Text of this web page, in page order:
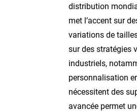
distribution
met l’accent sur
variations de
sur des stratégies
industriels,
personnalisation
nécessitent des
avancée permet